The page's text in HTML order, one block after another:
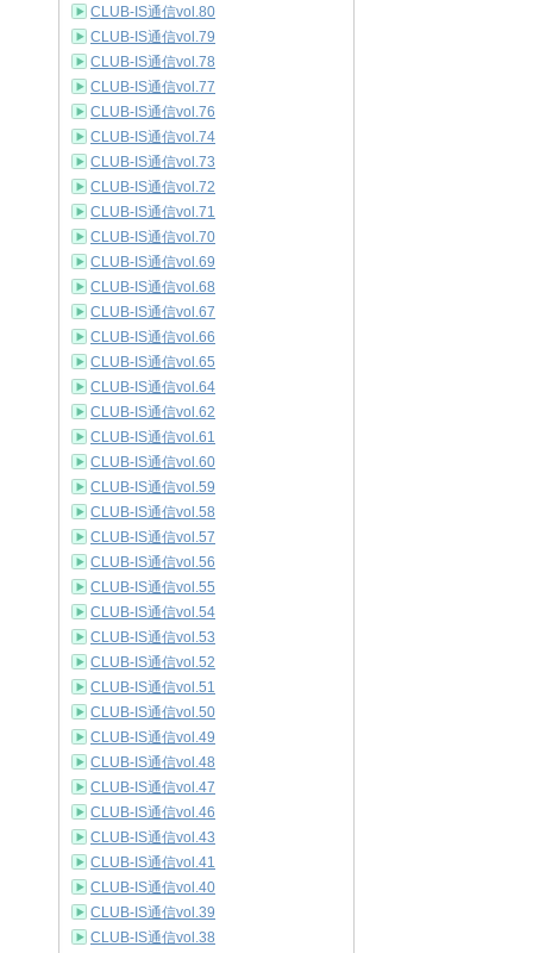
CLUB-IS通信vol.80
CLUB-IS通信vol.79
CLUB-IS通信vol.78
CLUB-IS通信vol.77
CLUB-IS通信vol.76
CLUB-IS通信vol.74
CLUB-IS通信vol.73
CLUB-IS通信vol.72
CLUB-IS通信vol.71
CLUB-IS通信vol.70
CLUB-IS通信vol.69
CLUB-IS通信vol.68
CLUB-IS通信vol.67
CLUB-IS通信vol.66
CLUB-IS通信vol.65
CLUB-IS通信vol.64
CLUB-IS通信vol.62
CLUB-IS通信vol.61
CLUB-IS通信vol.60
CLUB-IS通信vol.59
CLUB-IS通信vol.58
CLUB-IS通信vol.57
CLUB-IS通信vol.56
CLUB-IS通信vol.55
CLUB-IS通信vol.54
CLUB-IS通信vol.53
CLUB-IS通信vol.52
CLUB-IS通信vol.51
CLUB-IS通信vol.50
CLUB-IS通信vol.49
CLUB-IS通信vol.48
CLUB-IS通信vol.47
CLUB-IS通信vol.46
CLUB-IS通信vol.43
CLUB-IS通信vol.41
CLUB-IS通信vol.40
CLUB-IS通信vol.39
CLUB-IS通信vol.38